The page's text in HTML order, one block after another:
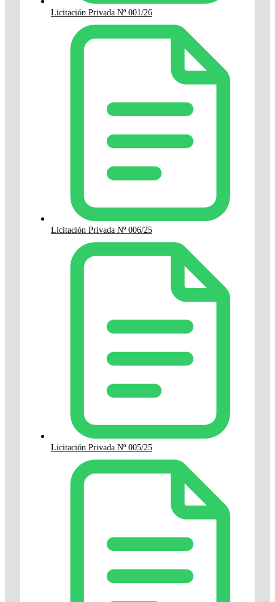
Licitación Privada Nº 001/26
Licitación Privada Nº 006/25
Licitación Privada Nº 005/25